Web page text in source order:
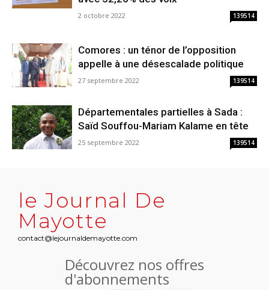
2 octobre 2022 139514
Comores : un ténor de l’opposition
appelle à une désescalade politique
27 septembre 2022 139514
Départementales partielles à Sada :
Saïd Souffou-Mariam Kalame en tête
25 septembre 2022 139514
le Journal De
Mayotte
contact@lejournaldemayotte.com
Découvrez nos offres
d'abonnements